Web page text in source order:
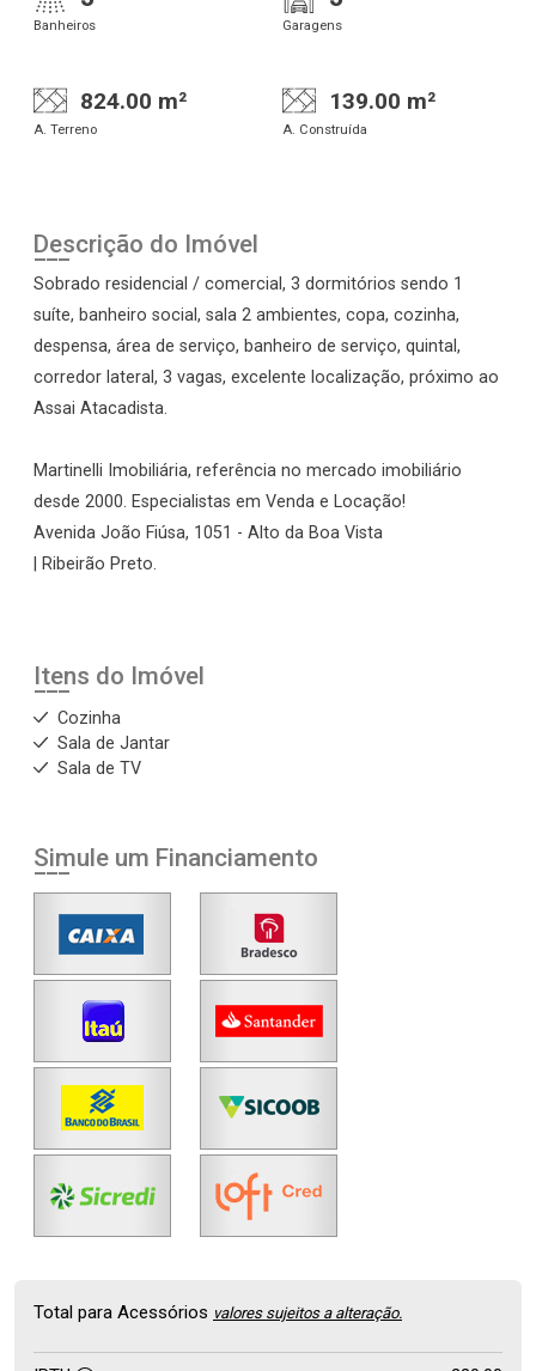
Banheiros Garagens
824.00 m²
A. Terreno
139.00 m²
A. Construída
Descrição do Imóvel
Sobrado residencial / comercial, 3 dormitórios sendo 1
suíte, banheiro social, sala 2 ambientes, copa, cozinha,
despensa, área de serviço, banheiro de serviço, quintal,
corredor lateral, 3 vagas, excelente localização, próximo ao
Assai Atacadista.
Martinelli Imobiliária, referência no mercado imobiliário
desde 2000. Especialistas em Venda e Locação!
Avenida João Fiúsa, 1051 - Alto da Boa Vista
| Ribeirão Preto.
Itens do Imóvel
Cozinha
Sala de Jantar
Sala de TV
Simule um Financiamento
Total para Acessórios valores sujeitos a alteração.